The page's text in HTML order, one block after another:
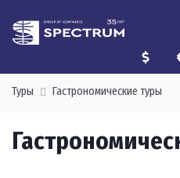
Туры Гастрономические туры